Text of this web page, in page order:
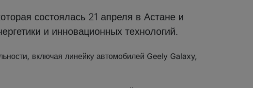
состоялась 21 апреля в Астане и
и инновационных технологий.
включая линейку автомобилей Geely Galaxy,